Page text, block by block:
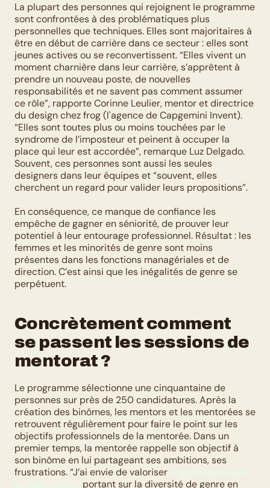
La plupart des personnes qui rejoignent le programme
sont confrontées à des problématiques plus
personnelles que techniques. Elles sont majoritaires à
être en début de carrière dans ce secteur : elles sont
jeunes actives ou se reconvertissent. “Elles vivent un
moment charnière dans leur carrière, s’apprêtent à
prendre un nouveau poste, de nouvelles
responsabilités et ne savent pas comment assumer
ce rôle”, rapporte Corinne Leulier, mentor et directrice
du design chez frog (l'agence de Capgemini Invent).
“Elles sont toutes plus ou moins touchées par le
syndrome de l’imposteur et peinent à occuper la
place qui leur est accordée”, remarque Luz Delgado.
Souvent, ces personnes sont aussi les seules
designers dans leur équipes et “souvent, elles
cherchent un regard pour valider leurs propositions”.
En conséquence, ce manque de confiance les
empêche de gagner en séniorité, de prouver leur
potentiel à leur entourage professionnel. Résultat : les
femmes et les minorités de genre sont moins
présentes dans les fonctions managériales et de
direction. C’est ainsi que les inégalités de genre se
perpétuent.
Concrètement comment
se passent les sessions de
mentorat ?
Le programme sélectionne une cinquantaine de
personnes sur près de 250 candidatures. Après la
création des binômes, les mentors et les mentorées se
retrouvent régulièrement pour faire le point sur les
objectifs professionnels de la mentorée. Dans un
premier temps, la mentorée rappelle son objectif à
son binôme en lui partageant ses ambitions, ses
frustrations. “J’ai envie de valoriser
portant sur la diversité de genre en